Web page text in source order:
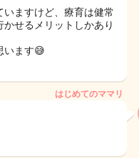
ますけど、療育は健常
せるメリットしかあり
います😅
はじめてのママリ